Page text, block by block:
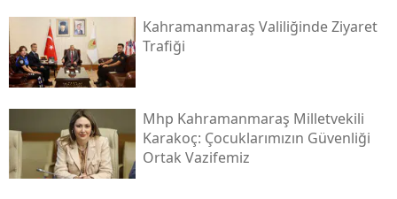
Kahramanmaraş Valiliğinde Ziyaret
Trafiği
Mhp Kahramanmaraş Milletvekili
Karakoç: Çocuklarımızın Güvenliği
Ortak Vazifemiz